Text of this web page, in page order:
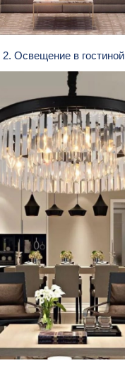
2. Освещение в гостиной